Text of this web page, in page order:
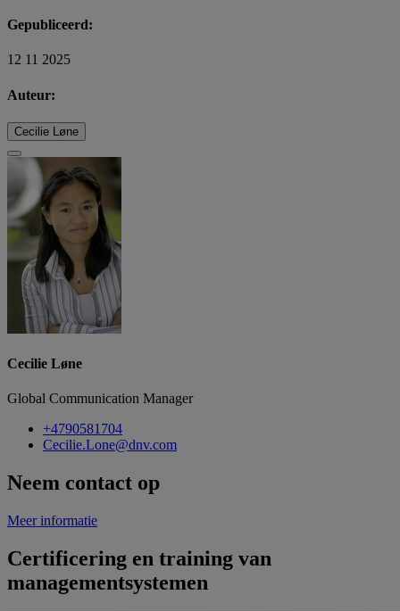
Gepubliceerd:
12 11 2025
Auteur:
Cecilie Løne
Cecilie Løne
Global Communication Manager
+4790581704
Cecilie.Lone@dnv.com
Neem contact op
Meer informatie
Certificering en training van
managementsystemen